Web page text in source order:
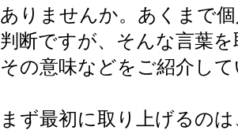
ありませんか。あくまで
判断ですが、そんな言葉
その意味などをご紹介し
まず最初に取り上げるのは